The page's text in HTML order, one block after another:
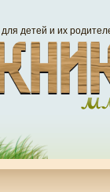
детей и их